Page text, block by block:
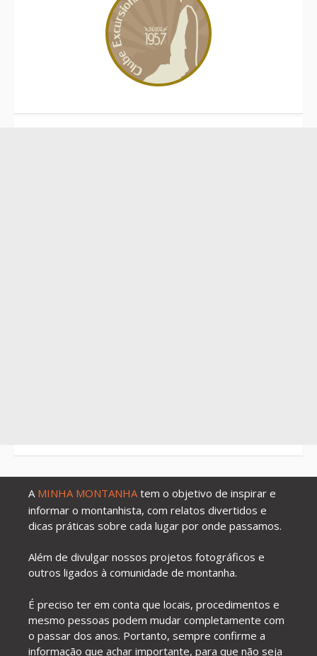
A MINHA MONTANHA tem o objetivo de inspirar e
informar o montanhista, com relatos divertidos e
dicas práticas sobre cada lugar por onde passamos.
Além de divulgar nossos projetos fotográficos e
outros ligados à comunidade de montanha.
É preciso ter em conta que locais, procedimentos e
mesmo pessoas podem mudar completamente com
o passar dos anos. Portanto, sempre confirme a
informação que achar importante, para que não seja